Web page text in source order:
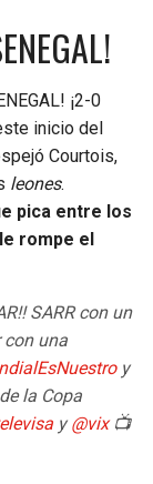
¡2-0
inicio del
Courtois,
leones.
pica entre los
rompe el
SARR con un
con una
y
la Copa
y@vix📺